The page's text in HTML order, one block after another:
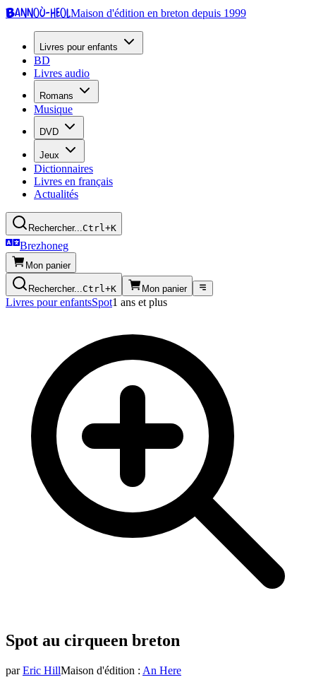
Bannoù-heolMaison d'édition en breton depuis 1999
Livres pour enfants
BD
Livres audio
Romans
Musique
DVD
Jeux
Dictionnaires
Livres en français
Actualités
Rechercher...Ctrl+K
Brezhoneg
Mon panier
Rechercher...Ctrl+K Mon panier
Livres pour enfantsSpot1 ans et plus
Spot au cirqueen breton
par Eric HillMaison d'édition : An Here